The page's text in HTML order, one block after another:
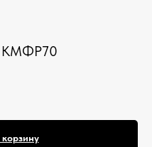
КМФР70